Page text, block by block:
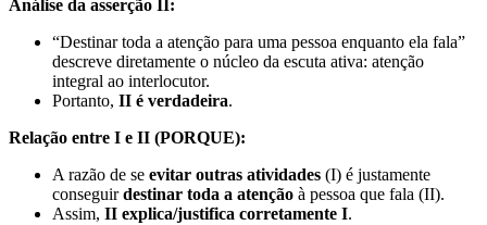
Análise da asserção II:
“Destinar toda a atenção para uma pessoa enquanto ela fala”
descreve diretamente o núcleo da escuta ativa: atenção
integral ao interlocutor.
Portanto, II é verdadeira.
Relação entre I e II (PORQUE):
A razão de se evitar outras atividades (I) é justamente
conseguirdestinar toda a atenção à pessoa que fala (II).
Assim, II explica/justifica corretamente I.